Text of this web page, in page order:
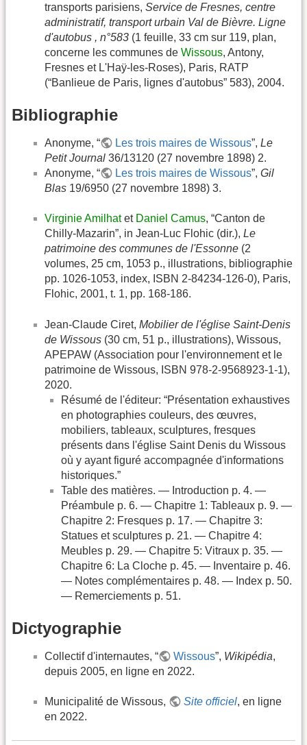
transports parisiens, Service de Fresnes, centre
administratif, transport urbain Val de Bièvre. Ligne
d'autobus , n°583 (1 feuille, 33 cm sur 119, plan,
concerne les communes de Wissous, Antony,
Fresnes et L'Haÿ-les-Roses), Paris, RATP
(“Banlieue de Paris, lignes d'autobus” 583), 2004.
Bibliographie
Anonyme, “ Les trois maires de Wissous”,Le
Petit Journal 36/13120 (27 novembre 1898) 2.
Anonyme, “
Les trois maires de Wissous”,Gil
Blas 19/6950 (27 novembre 1898) 3.
Virginie Amilhatet Daniel Camus, “Canton de
Chilly-Mazarin”, in Jean-Luc Flohic (dir.), Le
patrimoine des communes de l'Essonne (2
volumes, 25 cm, 1053 p., illustrations, bibliographie
pp. 1026-1053, index, ISBN 2-84234-126-0), Paris,
Flohic, 2001, t. 1, pp. 168-186.
Jean-Claude Ciret, Mobilier de l'église Saint-Denis
de Wissous (30 cm, 51 p., illustrations), Wissous,
APEPAW (Association pour l'environnement et le
patrimoine de Wissous, ISBN 978-2-9568923-1-1),
2020.
Résumé de l'éditeur: “Présentation exhaustives
en photographies couleurs, des œuvres,
mobiliers, tableaux, sculptures, fresques
présents dans l'église Saint Denis du Wissous
où y ayant figuré accompagnée d'informations
historiques.”
Table des matières. — Introduction p. 4. —
Préambule p. 6. — Chapitre 1: Tableaux p. 9. —
Chapitre 2: Fresques p. 17. — Chapitre 3:
Statues et sculptures p. 21. — Chapitre 4:
Meubles p. 29. — Chapitre 5: Vitraux p. 35. —
Chapitre 6: La Cloche p. 45. — Inventaire p. 46.
— Notes complémentaires p. 48. — Index p. 50.
— Remerciements p. 51.
Dictyographie
Collectif d'internautes, “ Wissous”, Wikipédia,
depuis 2005, en ligne en 2022.
Municipalité de Wissous, Site officiel, en ligne
en 2022.